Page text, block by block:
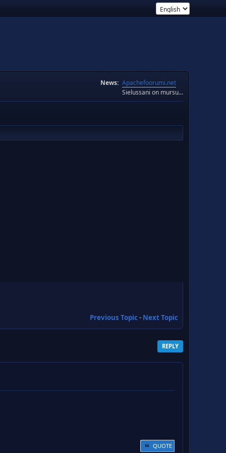
News: Apachefoorumi.net
Sielussani on mursu...
Previous Topic- Next Topic
REPLY
QUOTE